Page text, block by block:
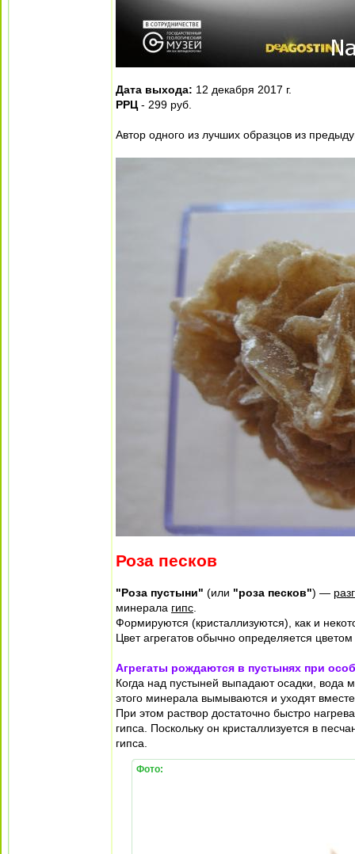
Дата выхода: 12 декабря 2017 г.
РРЦ - 299 руб.
Автор одного из лучших образцов из
Роза песков
"Роза пустыни" (или "роза песков") —
минерала гипс
Формируются (кристаллизуются), как и
Цвет агрегатов обычно определяется
Агрегаты рождаются в пустынях при
Когда над пустыней выпадают осадки, вода
этого минерала вымываются и уходят
При этом раствор достаточно быстро
гипса. Поскольку он кристаллизуется в
гипса.
Фото: